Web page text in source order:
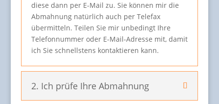
diese dann per E-Mail zu. Sie können mir die
Abmahnung natürlich auch per Telefax
übermitteln. Teilen Sie mir unbedingt Ihre
Telefonnummer oder E-Mail-Adresse mit, damit
ich Sie schnellstens kontaktieren kann.
2. Ich prüfe Ihre Abmahnung